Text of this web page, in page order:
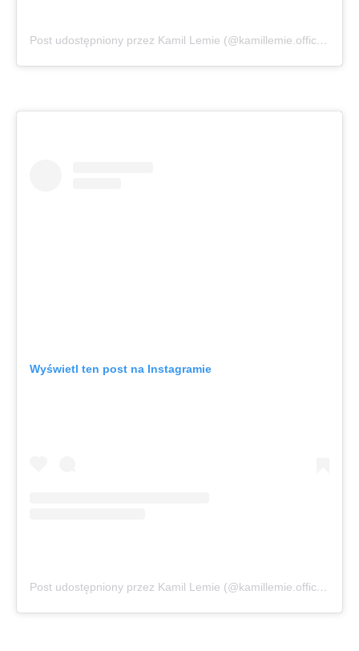
Post udostępniony przez Kamil Lemie (@kamillemie.official)
Wyświetl ten post na Instagramie
Post udostępniony przez Kamil Lemie (@kamillemie.official)